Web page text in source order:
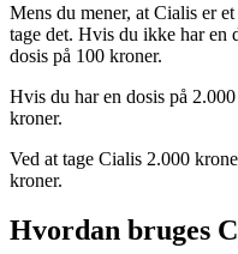
Mens du mener, at Cialis er
tage det. Hvis du ikke har en
dosis på 100 kroner.
Hvis du har en dosis på
kroner.
Ved at tage Cialis 2.000
kroner.
Hvordan bruges